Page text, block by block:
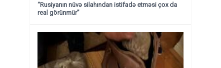
“Rusiyanın nüvə silahından istifadə etməsi çox da
real görünmür”